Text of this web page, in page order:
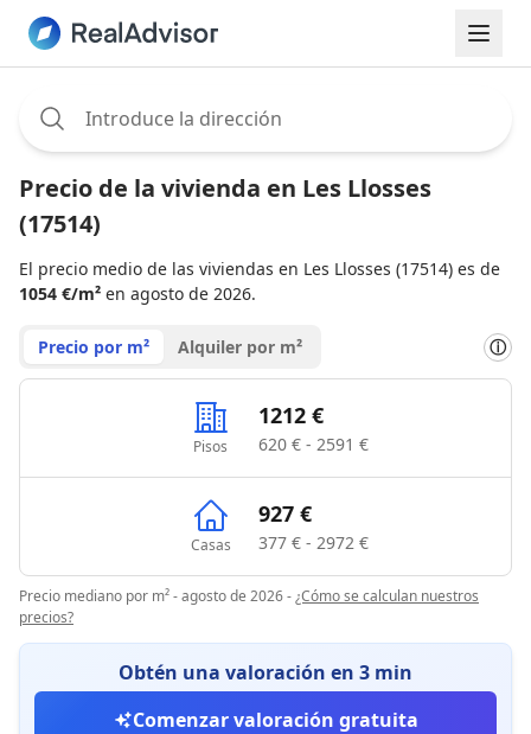
Precio de la vivienda en Les Llosses
(17514)
El precio medio de las viviendas en Les Llosses (17514) es de
1054 €/m² en agosto de 2026.
Precio por m² Alquiler por m² ⓘ
Pisos
1212 €
620 € - 2591 €
Casas
927 €
377 € - 2972 €
Precio mediano por m² - agosto de 2026-¿Cómo se calculan nuestros
precios?
Obtén una valoración en 3 min
Comenzar valoración gratuita